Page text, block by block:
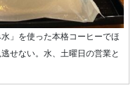
」を使った本格コーヒーでほ
せない。水、土曜日の営業と